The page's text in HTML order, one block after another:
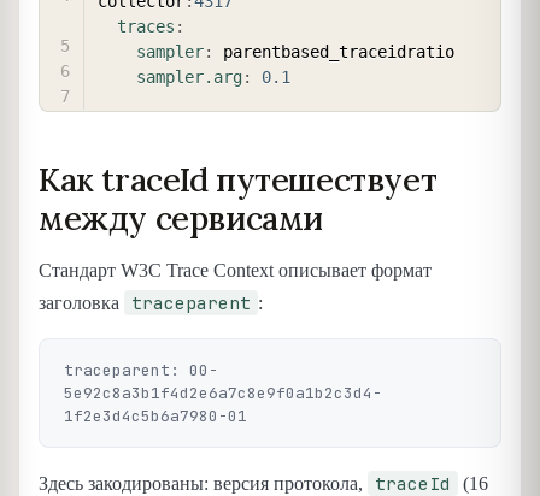
traces :
sampler:
parentbased_traceidratio
sampler.arg: 0.1
Как traceId путешествует
между сервисами
Стандарт W3C Trace Context описывает формат
заголовка
traceparent :
traceparent: 00-
5e92c8a3b1f4d2e6a7c8e9f0a1b2c3d4-
Здесь закодированы: версия протокола, traceId
(16